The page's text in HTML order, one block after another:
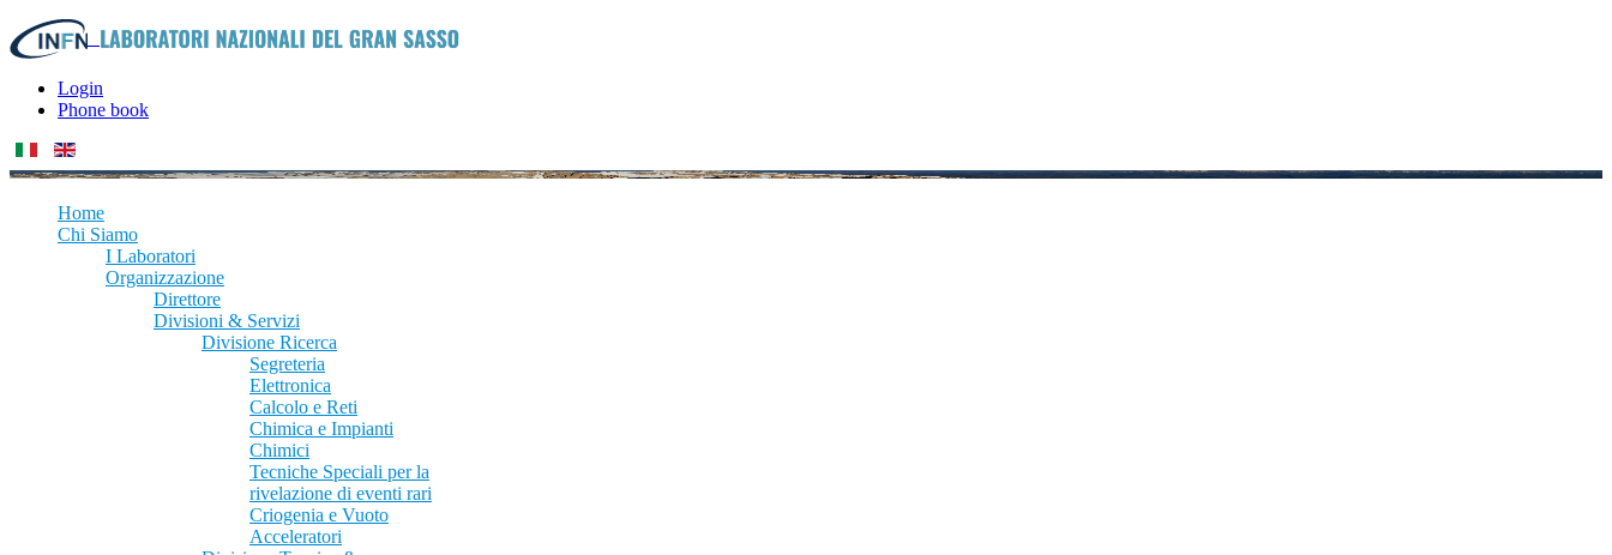
Login
Phone book
Home
Chi Siamo
I Laboratori
Organizzazione
Direttore
Divisioni & Servizi
Divisione Ricerca
Segreteria
Elettronica
Calcolo e Reti
Chimica e Impianti
Chimici
Tecniche Speciali per la
rivelazione di eventi rari
Criogenia e Vuoto
Acceleratori